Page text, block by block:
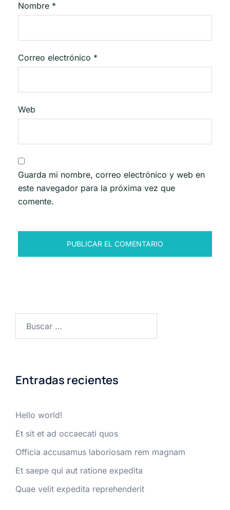
Nombre *
Correo electrónico *
Web
Guarda mi nombre, correo electrónico y web en
este navegador para la próxima vez que
comente.
Entradas recientes
Hello world!
Et sit et ad occaecati quos
Officia accusamus laboriosam rem magnam
Et saepe qui aut ratione expedita
Quae velit expedita reprehenderit